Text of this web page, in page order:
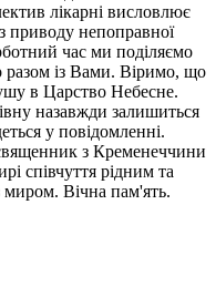
лікарні висловлює
приводу непоправної
час ми поділяємо
разом із Вами. Віримо, що
в Царство Небесне.
назавжди залишиться
у повідомленні.
з Кременеччини
співчуття рідним та
Вічна пам'ять.